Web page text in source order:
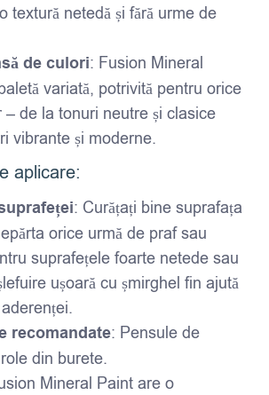
textură netedă și fără urme de
de culori: Fusion Mineral
variată, potrivită pentru orice
– de la tonuri neutre și clasice
vibrante și moderne.
aplicare:
: Curățați bine suprafața
orice urmă de praf sau
suprafețele foarte netede sau
ușoară cu șmirghel fin ajută
recomandate: Pensule de
din burete.
Mineral Paint are o